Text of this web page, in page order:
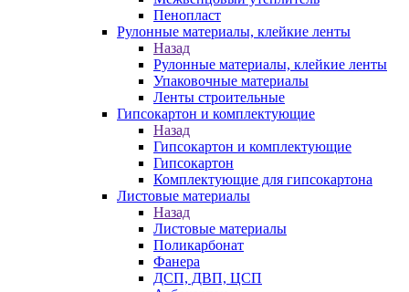
Пенопласт
Рулонные материалы, клейкие ленты
Назад
Рулонные материалы, клейкие ленты
Упаковочные материалы
Ленты строительные
Гипсокартон и комплектующие
Назад
Гипсокартон и комплектующие
Гипсокартон
Комплектующие для гипсокартона
Листовые материалы
Назад
Листовые материалы
Поликарбонат
Фанера
ДСП, ДВП, ЦСП